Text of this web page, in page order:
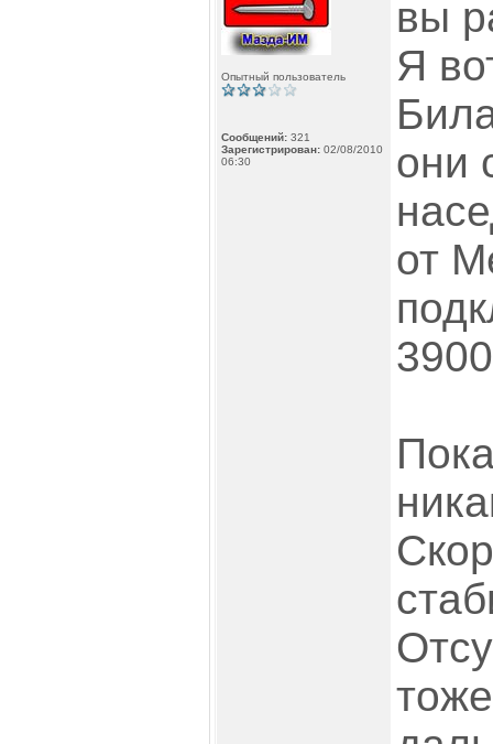
Опытный пользователь
Сообщений: 321
Зарегистрирован: 02/08/2010
06:30
вы
Я
они
от